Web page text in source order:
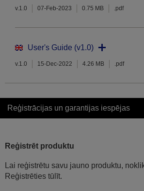
v.1.0 07-Feb-2023 0.75 MB .pdf
User's Guide (v1.0)
v.1.0 15-Dec-2022 4.26 MB .pdf
Reģistrācijas un garantijas iespējas
Reģistrēt produktu
Lai reģistrētu savu jauno produktu,
Reģistrēties tūlīt.